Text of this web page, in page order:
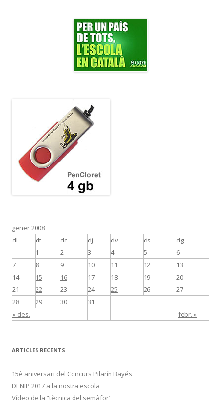
gener 2008
dl.
dt. dc. dj. dv. ds. dg.
« des. febr. »
1 2 3 4 5
6
7
8 9 10 11 12
13
14
15 16 17 18 19
20
21
22 23 24 25 26
27
28
29 30 31
ARTICLES RECENTS
15è aniversari del Concurs Pilarín Bayés
DENIP 2017 a la nostra escola
Vídeo de la “tècnica del semàfor”